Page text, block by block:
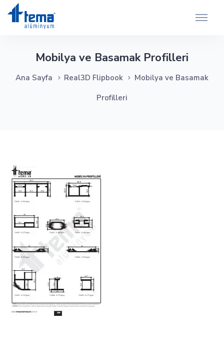
Mobilya ve Basamak Profilleri
Ana Sayfa Real3D Flipbook
Mobilya ve Basamak
Profilleri